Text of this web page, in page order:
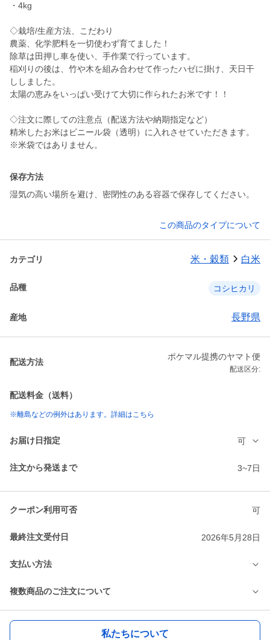
・4kg
◇栽培/生産方法、こだわり
農薬、化学肥料を一切使わず育てました！
除草は田押し車を使い、手作業で行っています。
稲刈りの後は、竹や木を組み合わせて作ったハゼに掛け、天日干
ししました。
太陽の恵みをいっぱい受けて大切に作られたお米です！！
◇注文に際しての注意点（配送方法や納期指定など）
精米したお米はビニール袋（透明）に入れさせていただきます。
※米袋ではありません。
保存方法
湿気の高い場所を避け、密閉性のある容器で保存してください。
この商品のタイプについて
カテゴリ 米・穀類 白米
品種 コシヒカリ
産地 長野県
配送方法
ポケマル提携のヤマト便
配送区分:
配送料金（送料）
※離島などの例外はあります。詳細はこちら
お届け日指定 可
注文から発送まで 3~7日
クーポン利用可否 可
最終注文受付日 2026年5月28日
支払い方法
複数商品のご注文について
私たちについて